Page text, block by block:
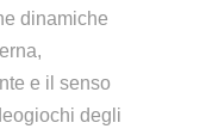
dinamiche
e il senso
degli